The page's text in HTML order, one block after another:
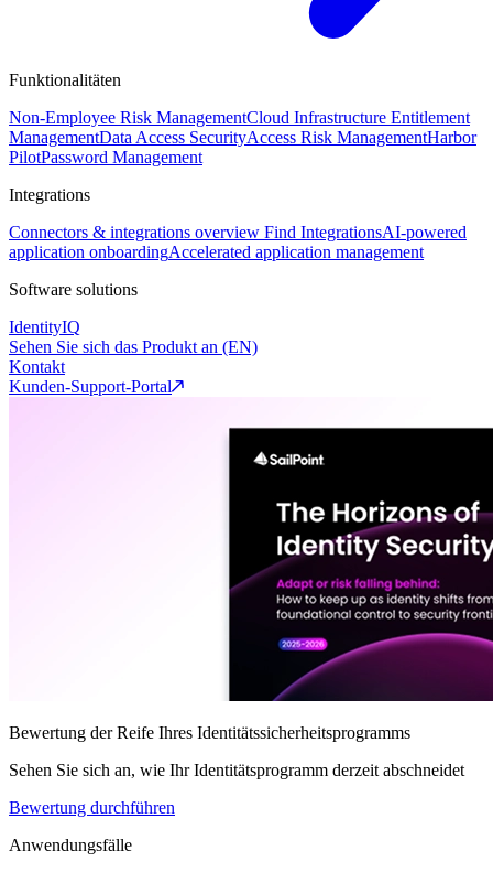
Funktionalitäten
Non-Employee Risk ManagementCloud Infrastructure Entitlement
ManagementData Access SecurityAccess Risk ManagementHarbor
PilotPassword Management
Integrations
Connectors & integrations overview Find IntegrationsAI-powered
application onboardingAccelerated application management
Software solutions
IdentityIQ
Sehen Sie sich das Produkt an (EN)
Kontakt
Kunden-Support-Portal
Bewertung der Reife Ihres Identitätssicherheitsprogramms
Sehen Sie sich an, wie Ihr Identitätsprogramm derzeit abschneidet
Bewertung durchführen
Anwendungsfälle